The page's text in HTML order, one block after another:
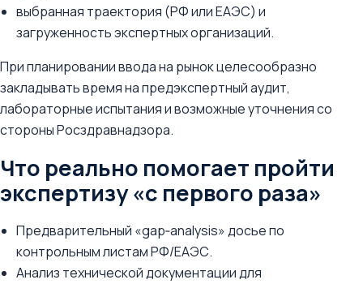
выбранная траектория (РФ или ЕАЭС) и
загруженность экспертных организаций.
При планировании ввода на рынок целесообразно
закладывать время на предэкспертный аудит,
лабораторные испытания и возможные уточнения со
стороны Росздравнадзора.
Что реально помогает пройти
экспертизу «с первого раза»
Предварительный «gap‑analysis» досье по
контрольным листам РФ/ЕАЭС.
Анализ технической документации для